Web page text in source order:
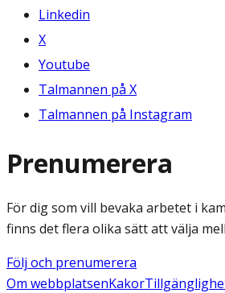
Linkedin
X
Youtube
Talmannen på X
Talmannen på Instagram
Prenumerera
För dig som vill bevaka arbetet i
finns det flera olika sätt att välja
Följ och prenumerera
Om webbplatsenKakor